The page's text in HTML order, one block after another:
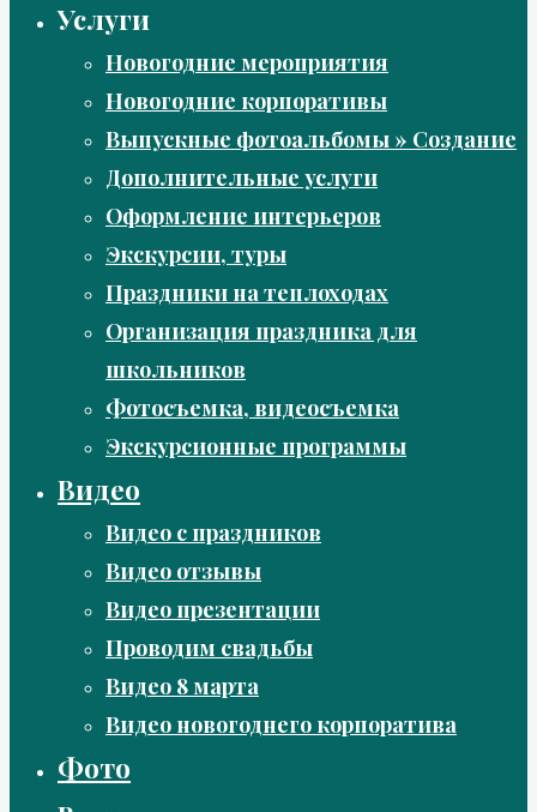
Услуги
Новогодние мероприятия
Новогодние корпоративы
Выпускные фотоальбомы » Создание
Дополнительные услуги
Оформление интерьеров
Экскурсии, туры
Праздники на теплоходах
Организация праздника для
школьников
Фотосъемка, видеосъемка
Экскурсионные программы
Видео
Видео с праздников
Видео отзывы
Видео презентации
Проводим свадьбы
Видео 8 марта
Видео новогоднего корпоратива
Фото